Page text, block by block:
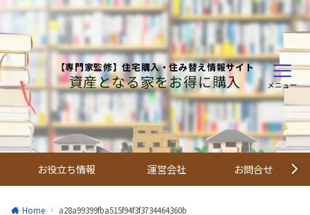
【専門家監修】住宅購入・住み替え情報サイト
資産となる家をお得に購入 メニュー
お役立ち情報 運営会社 お問合せ
Home a28a99399fba515f94f3f3734464360b